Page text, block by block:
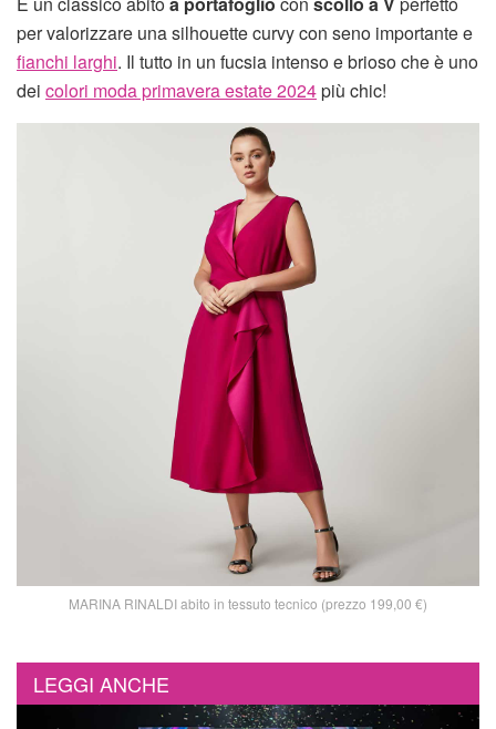
per valorizzare una silhouette curvy con seno importante e
fianchi larghi. Il tutto in un fucsia intenso e brioso che è uno
dei colori moda primavera estate 2024più chic!
MARINA RINALDI abito in tessuto tecnico (prezzo 199,00 €)
LEGGI ANCHE